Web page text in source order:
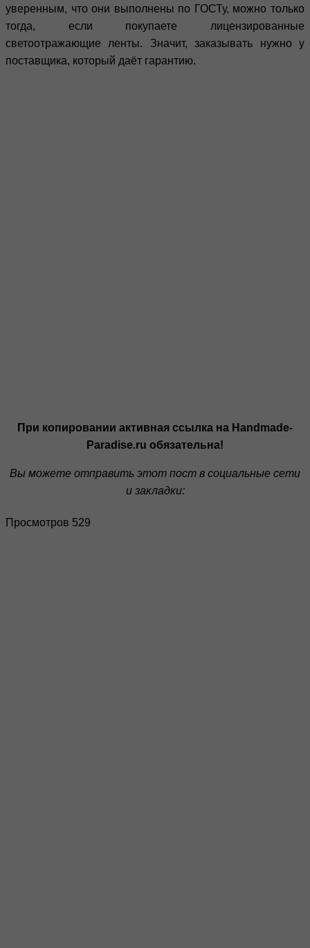
уверенным, что они выполнены по ГОСТу, можно только
тогда, если покупаете лицензированные
светоотражающие ленты. Значит, заказывать нужно у
поставщика, который даёт гарантию.
При копировании активная ссылка на Handmade-
Paradise.ru обязательна!
Вы можете отправить этот пост в социальные сети
и закладки:
Просмотров 529